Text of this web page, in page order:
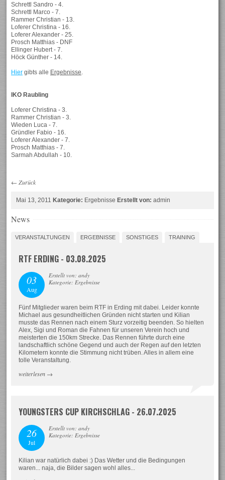
Schrettl Sandro - 4.
Schrettl Marco - 7.
Rammer Christian - 13.
Loferer Christina - 16.
Loferer Alexander - 25.
Prosch Matthias - DNF
Ellinger Hubert - 7.
Höck Günther - 14.
Hier gibts alle Ergebnisse
IKO Raubling
Loferer Christina - 3.
Rammer Christian - 3.
Wieden Luca - 7.
Gründler Fabio - 16.
Loferer Alexander - 7.
Prosch Matthias - 7.
Sarmah Abdullah - 10.
← Zurück
Mai 13, 2011Kategorie: ErgebnisseErstellt von: admin
News
VERANSTALTUNGEN ERGEBNISSE SONSTIGES TRAINING
RTF ERDING - 03.08.2025
03
Aug
Erstellt von: andy
Kategorie: Ergebnisse
Fünf Mitglieder waren beim RTF in Erding mit dabei. Leider konnte
Michael aus gesundheitlichen Gründen nicht starten und Kilian
musste das Rennen nach einem Sturz vorzeitig beenden. So hielten
Alex, Sigi und Roman die Fahnen für unseren Verein hoch und
meisterten die 150km Strecke. Das Rennen führte durch eine
landschaftlich schöne Gegend und auch der Regen auf den letzten
Kilometern konnte die Stimmung nicht trüben. Alles in allem eine
tolle Veranstaltung.
weiterlesen →
YOUNGSTERS CUP KIRCHSCHLAG - 26.07.2025
26
Jul
Erstellt von: andy
Kategorie: Ergebnisse
Kilian war natürlich dabei :) Das Wetter und die Bedingungen
waren... naja, die Bilder sagen wohl alles...